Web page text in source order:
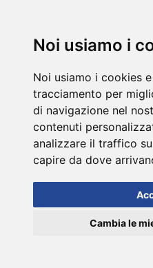
Noi usiamo i
Noi usiamo i cookies
tracciamento per
di navigazione nel
contenuti
analizzare il traffico
capire da dove
Cambia le